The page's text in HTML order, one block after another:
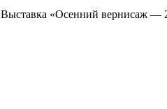
Выставка «Осенний вернисаж —